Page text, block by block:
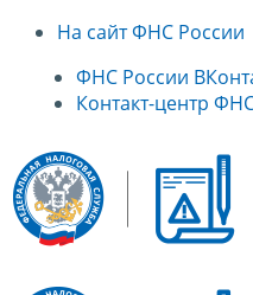
На сайт ФНС России
ФНС России
Контакт-центр